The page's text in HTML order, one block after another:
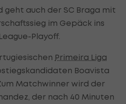
geht auch der SC Braga mit
im Gepäck ins
Playoff.
Primeira Liga
Boavista
Matchwinner wird der
der nach 40 Minuten